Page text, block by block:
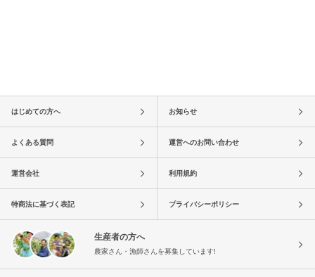
はじめての方へ お知らせ
よくある質問 運営へのお問い合わせ
運営会社 利用規約
特商法に基づく表記 プライバシーポリシー
生産者の方へ
農家さん・漁師さんを募集しています!